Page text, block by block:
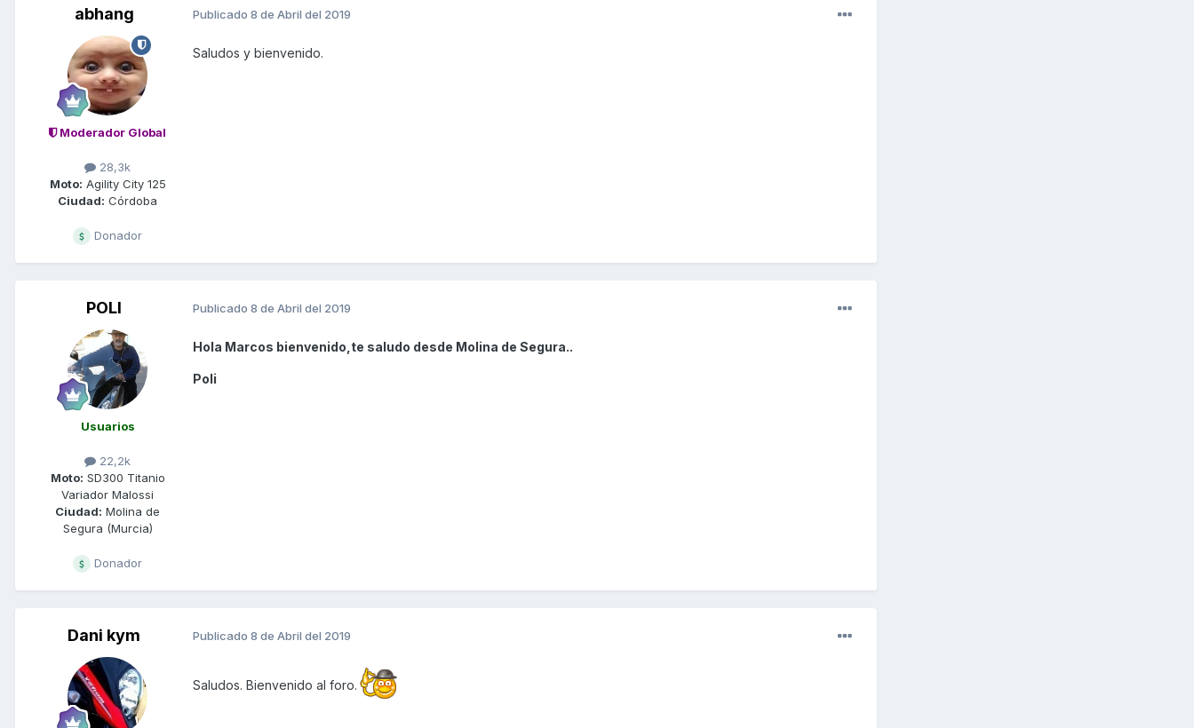
abhang
Moderador Global
28,3k
Moto: Agility City 125
Ciudad: Córdoba
Donador
Publicado 8 de Abril del 2019
Saludos y bienvenido.
POLI
Usuarios
22,2k
Moto: SD300 Titanio
Variador Malossi
Ciudad: Molina de
Segura (Murcia)
Donador
Publicado 8 de Abril del 2019
Hola Marcos bienvenido,te saludo desde Molina de Segura..
Poli
Dani kym Publicado 8 de Abril del 2019
Saludos. Bienvenido al foro.